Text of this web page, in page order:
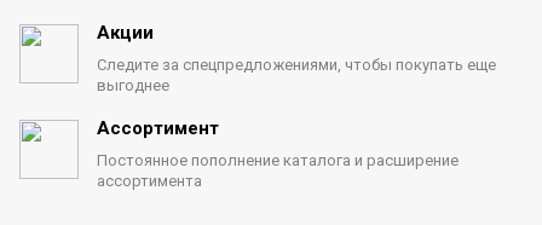
Акции
Следите за спецпредложениями, чтобы покупать еще
выгоднее
Ассортимент
Постоянное пополнение каталога и расширение
ассортимента